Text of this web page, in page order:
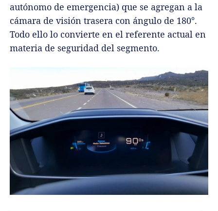
autónomo de emergencia) que se agregan a la
cámara de visión trasera con ángulo de 180°.
Todo ello lo convierte en el referente actual en
materia de seguridad del segmento.